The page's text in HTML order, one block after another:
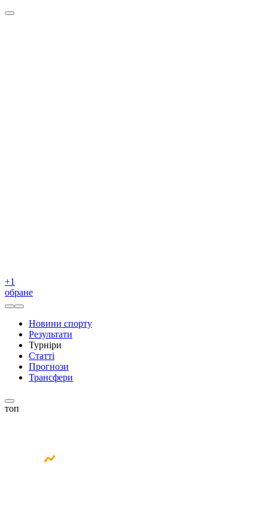
+1
обране
Новини спорту
Результати
Турніри
Статті
Прогнози
Трансфери
топ